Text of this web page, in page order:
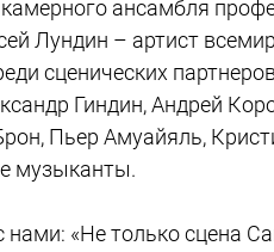
ансамбля
Лундин – артист
сценических
Гиндин, Андрей
Пьер Амуайяль,
музыканты.
нами: «Не только сцена